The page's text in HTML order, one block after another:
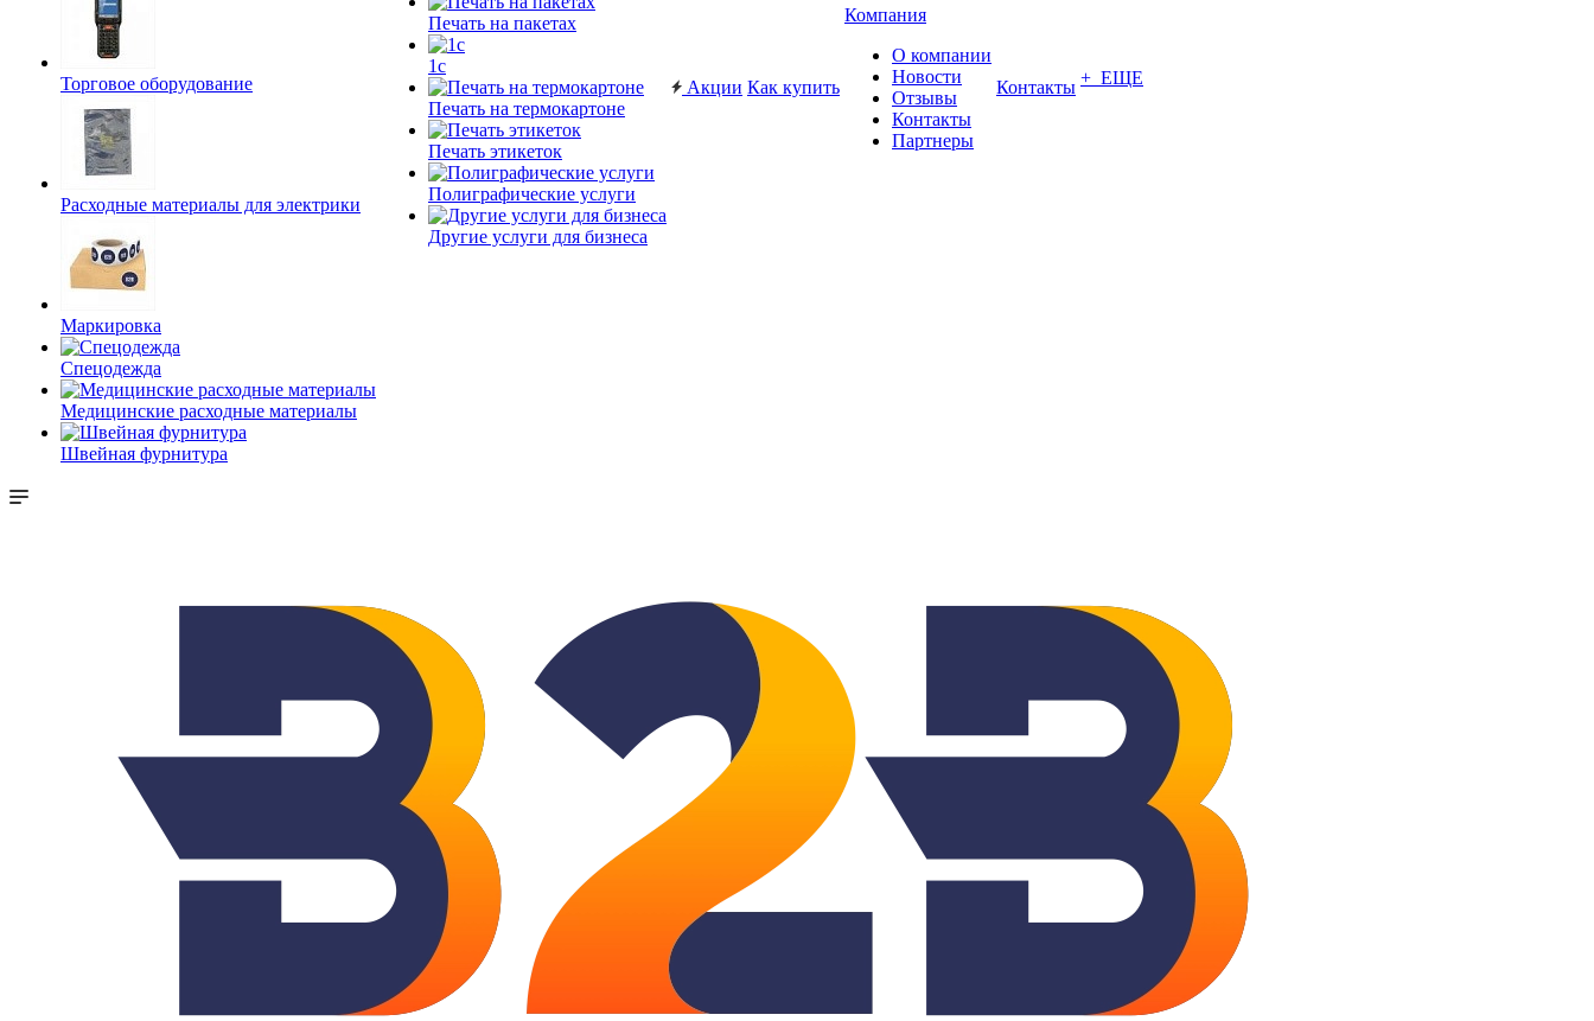
Торговое оборудование
Расходные материалы для электрики
Маркировка
Спецодежда
Медицинские расходные материалы
Швейная фурнитура
Печать на пакетах
1c
Печать на термокартоне
Печать этикеток
Полиграфические услуги
Другие услуги для бизнеса
Акции Как купить
Компания
О компании
Новости
Отзывы
Контакты
Партнеры
Контакты + ЕЩЕ